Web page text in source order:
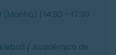
(Manhã) | 14:30 – 17:30
/ Académico de